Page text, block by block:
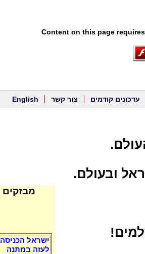
Content on this page
עדכונים קודמים צור קשר English
ובעולם.
מבזקים
ישראל הכניסה
לעזה במתנה